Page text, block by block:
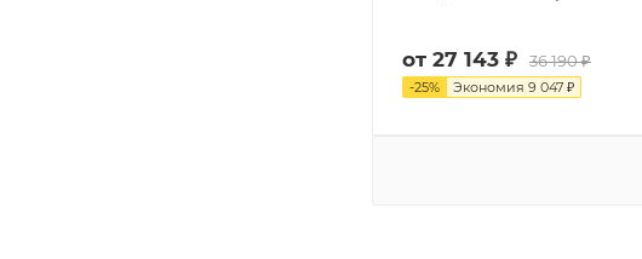
от 27 143 ₽ 36 190 ₽
-25% Экономия 9 047 ₽